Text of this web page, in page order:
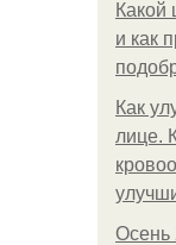
Какой
и как
Как
лице.
Осень